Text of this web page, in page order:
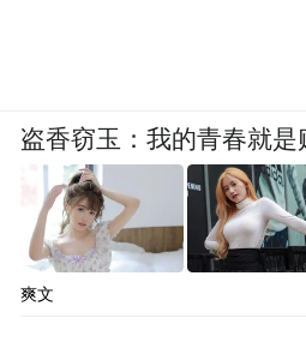
盗香窃玉：我的青春就是
爽文